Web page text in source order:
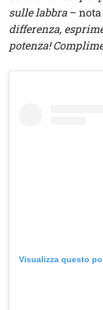
sulle labbra –
differenza,
potenza!
Visualizza questo